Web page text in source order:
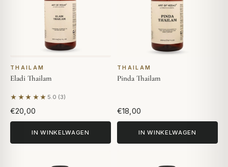
THAILAM
Eladi Thailam
★★★★★ 5.0 (3)
Gebaseerd op 3 beoordelingen
€20,00
IN WINKELWAGEN
THAILAM
Pinda Thailam
€18,00
IN WINKELWAGEN